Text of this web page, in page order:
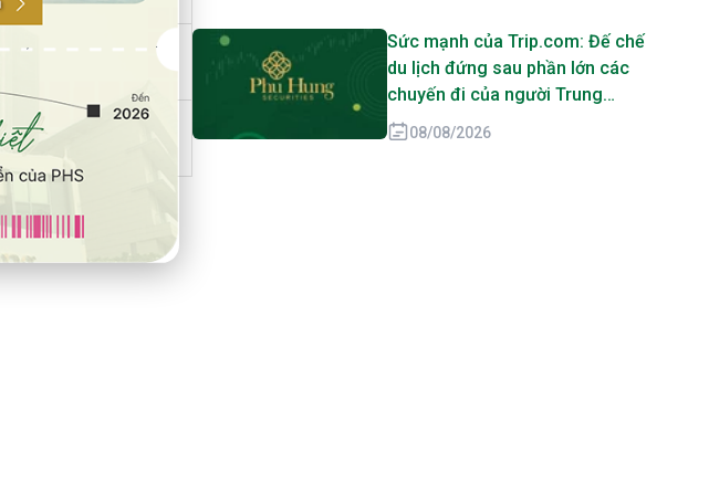
HOSE
20,080 HOSE
Sức mạnh của Trip.com: Đế chế
du lịch đứng sau phần lớn các
chuyến đi của người Trung
Quốc
08/08/2026